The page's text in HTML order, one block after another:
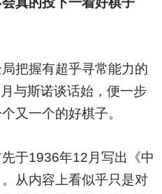
把握有超乎寻常能力的
与斯诺谈话始，便一步
又一个的好棋子。
于1936年12月写出《中
从内容上看似乎只是对